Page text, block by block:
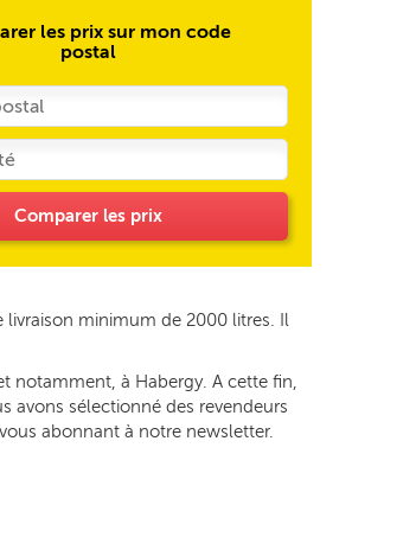
les prix sur mon code
postal
Comparer les prix
livraison minimum de 2000 litres. Il
notamment, à Habergy. A cette fin,
avons sélectionné des revendeurs
abonnant à notre newsletter.